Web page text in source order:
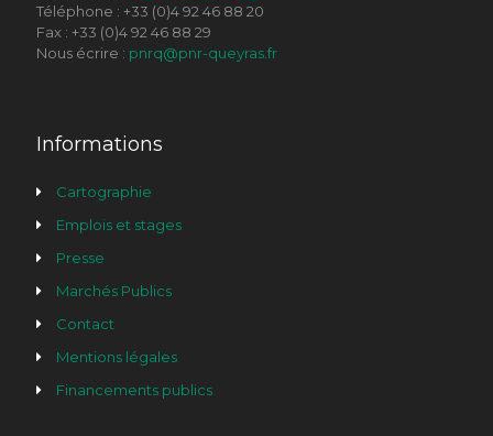
Téléphone : +33 (0)4 92 46 88 20
Fax : +33 (0)4 92 46 88 29
Nous écrire : pnrq@pnr-queyras.fr
Informations
Cartographie
Emplois et stages
Presse
Marchés Publics
Contact
Mentions légales
Financements publics